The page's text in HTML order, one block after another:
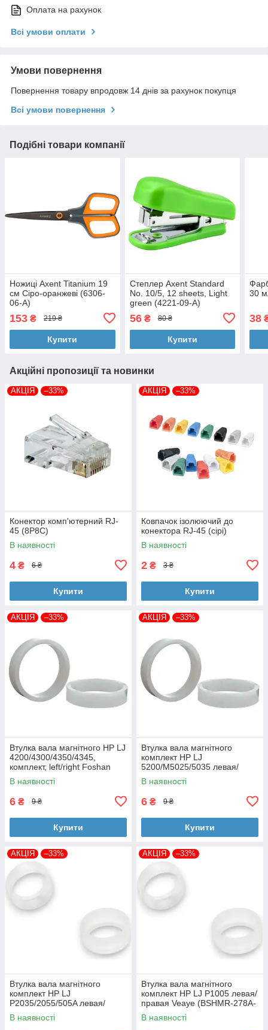
Оплата на рахунок
Всі умови оплати
Умови повернення
Повернення товару впродовж 14 днів за рахунок покупця
Всі умови повернення
Подібні товари компанії
Ножиці Axent Titanium 19
см Сіро-оранжеві (6306-
06-A)
153 ₴ 219 ₴
Купити
Степлер Axent Standard
No. 10/5, 12 sheets, Light
green (4221-09-A)
56₴ 80 ₴
Купити
30
38
Акційні пропозиції та новинки
АКЦІЯ –33%
Конектор комп'ютерний RJ-
45 (8P8C)
В наявності
4 ₴ 6 ₴
Купити
АКЦІЯ –33%
Ковпачок ізолюючий до
конектора RJ-45 (сірі)
В наявності
2 ₴ 3 ₴
Купити
АКЦІЯ –33%
Втулка вала магнітного HP LJ
4200/4300/4350/4345,
комплект, left/right Foshan
(MAG-1338A-BSH-Foshan)
В наявності
6 ₴ 9 ₴
Купити
АКЦІЯ –33%
Втулка вала магнітного
комплект HP LJ
5200/M5025/5035 левая/
правая Foshan (MAG-7516A-
BSH-Foshan)
В наявності
6 ₴ 9 ₴
Купити
АКЦІЯ –33%
Втулка вала магнітного
комплект HP LJ
P2035/2055/505A левая/
правая Veaye (BSHMR-505A-
VE)
В наявності
АКЦІЯ –33%
Втулка вала магнітного
комплект HP LJ P1005 левая/
правая Veaye (BSHMR-278A-
VE)
В наявності